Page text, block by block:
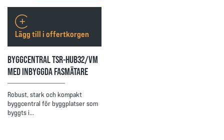
BYGGCENTRAL TSR-HUB32/VM
MED INBYGGDA FASMÄTARE
Robust, stark och kompakt
byggcentral för byggplatser som
byggts i…
Lägg till i offertkorgen